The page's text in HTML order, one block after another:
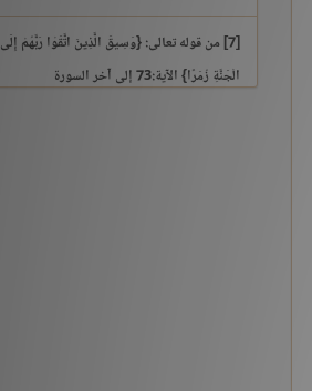
[7] من قوله تعالى: {وَسِيقَ الَّذِينَ اتَّقَوْا رَبَّهُمْ إِلَى
الْجَنَّةِ زُمَرًا} الآية:73 إلى آخر السورة